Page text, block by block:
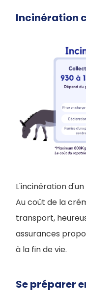
Incinération
L'incinération
Au coût de la
transport,
assurances
à la fin de vie.
Se préparer